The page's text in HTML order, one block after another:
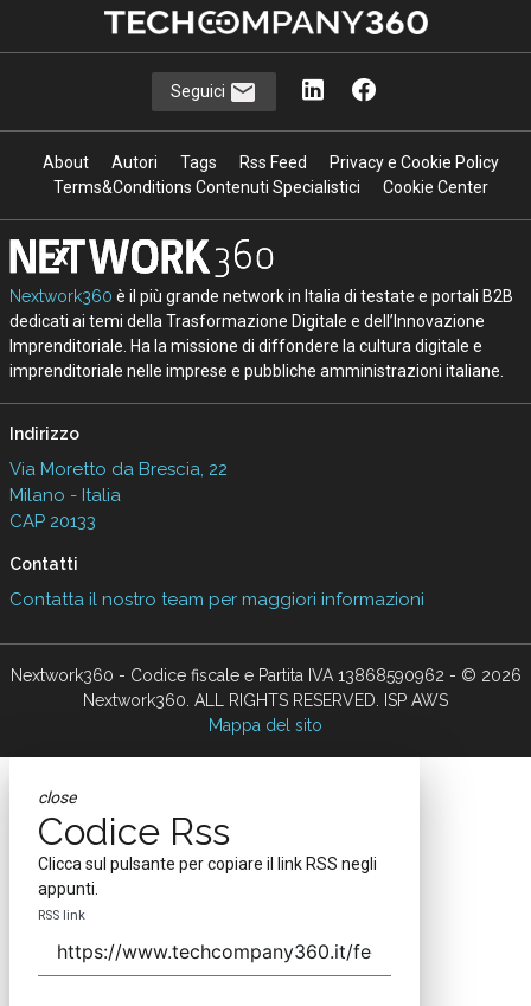
Seguici
About Autori Tags Rss Feed
Privacy e Cookie Policy
Terms&Conditions Contenuti Specialistici
Cookie Center
Nextwork360 è il più grande network in Italia di testate e portali B2B
dedicati ai temi della Trasformazione Digitale e dell’Innovazione
Imprenditoriale. Ha la missione di diffondere la cultura digitale e
imprenditoriale nelle imprese e pubbliche amministrazioni italiane.
Indirizzo
Via Moretto da Brescia, 22
Milano - Italia
CAP 20133
Contatti
Contatta il nostro team per maggiori informazioni
Nextwork360 - Codice fiscale e Partita IVA 13868590962 - © 2026
Nextwork360. ALL RIGHTS RESERVED. ISP AWS
Mappa del sito
close
Codice Rss
Clicca sul pulsante per copiare il link RSS negli
appunti.
RSS link